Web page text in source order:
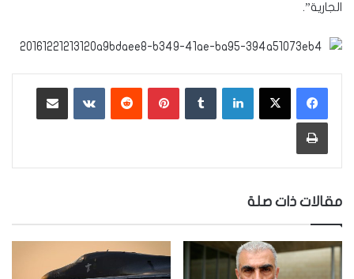
الجارية”.
لينكدإن بينتيريست ‏VKontakte
طباعة
مقالات ذات صلة